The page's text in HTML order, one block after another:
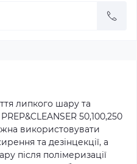
липкого шару та
50,100,250
використовувати
та дезінцекції, а
після полімеризації